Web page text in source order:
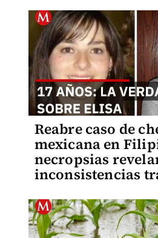
Reabre caso de
mexicana en
necropsias
inconsistencias